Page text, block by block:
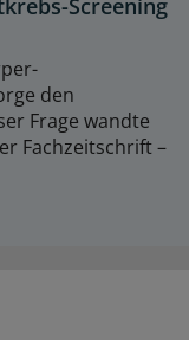
Screening
den
Frage wandte
Fachzeitschrift –